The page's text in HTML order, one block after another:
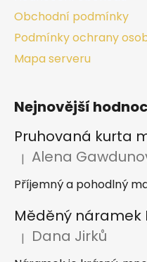
Obchodní podmínky
Podmínky ochrany
Mapa serveru
Nejnovější
Pruhovaná kurta
Hodnocení produktu je
| Alena
Příjemný a pohodlný
Hodnocení produktu je
| Dana Jirků